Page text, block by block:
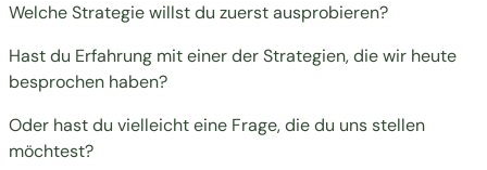
Welche Strategie willst du zuerst ausprobieren?
Hast du Erfahrung mit einer der Strategien, die wir heute
besprochen haben?
Oder hast du vielleicht eine Frage, die du uns stellen
möchtest?